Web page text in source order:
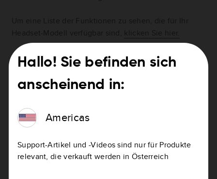
Hinweis: Verfügt Ihr Headset über nur einen Kanal für
Bluetooth®?Klicken Sie hier, um die Anweisungen für
die verschiedenen verfügbaren Konfigurationen zu
Sehen Sie das Video
Hallo! Sie befinden sich
anscheinend in:
Americas
Support-Artikel und -Videos sind nur für Produkte
relevant, die verkauft werden in Österreich